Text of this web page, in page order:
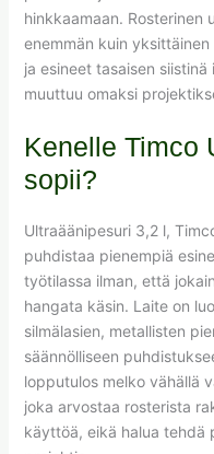
hinkkaamaan. Rosterinen
enemmän kuin
ja esineet tasaisen
muuttuu omaksi
Kenelle Timco
sopii?
Ultraäänipesuri 3,2 l,
puhdistaa pienempiä
työtilassa ilman, että
hangata käsin. Laite on
silmälasien, metallisten
säännölliseen
lopputulos melko vähällä
joka arvostaa rosterista
käyttöä, eikä halua tehdä